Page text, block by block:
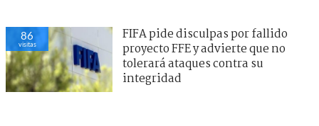
86
visitas
FIFA pide disculpas por fallido
proyecto FFE y advierte que no
tolerará ataques contra su
integridad